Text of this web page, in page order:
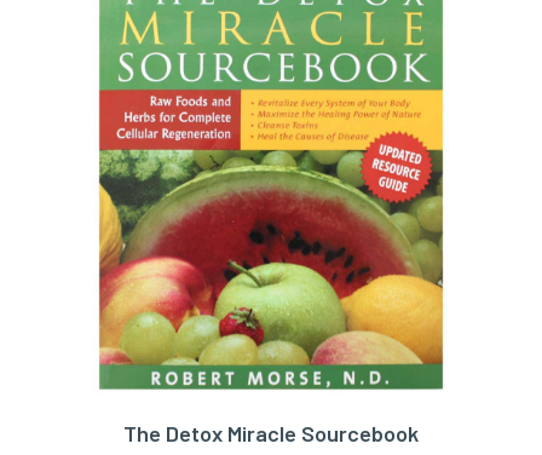
The Detox Miracle Sourcebook